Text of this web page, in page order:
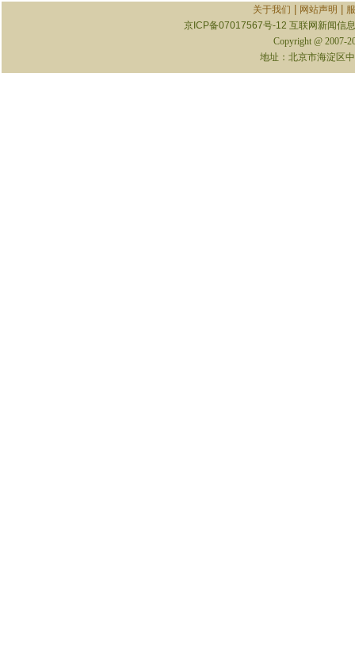
关于我们 网站声明
京ICP备07017567号-12 互联网新闻信
Copyright @ 2007-
地址：北京市海淀区